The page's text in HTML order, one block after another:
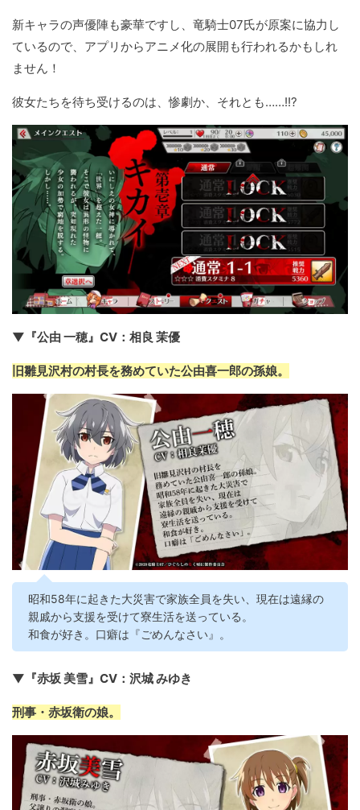
新キャラの声優陣も豪華ですし、竜騎士07氏が原案に協力し
ているので、アプリからアニメ化の展開も行われるかもしれ
ません！
彼女たちを待ち受けるのは、惨劇か、それとも……!!?
▼『公由 一穂』CV：相良 茉優
旧雛見沢村の村長を務めていた公由喜一郎の孫娘。
昭和58年に起きた大災害で家族全員を失い、現在は遠縁の
親戚から支援を受けて寮生活を送っている。
和食が好き。口癖は『ごめんなさい』。
▼『赤坂 美雪』CV：沢城 みゆき
刑事・赤坂衛の娘。